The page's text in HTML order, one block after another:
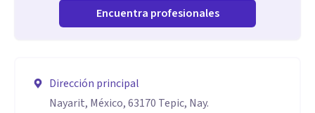
Encuentra profesionales
Dirección principal
Nayarit, México, 63170 Tepic, Nay.